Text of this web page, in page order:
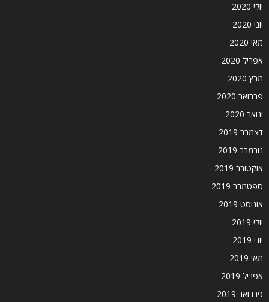
יולי 2020
יוני 2020
מאי 2020
אפריל 2020
מרץ 2020
פברואר 2020
ינואר 2020
דצמבר 2019
נובמבר 2019
אוקטובר 2019
ספטמבר 2019
אוגוסט 2019
יולי 2019
יוני 2019
מאי 2019
אפריל 2019
פברואר 2019